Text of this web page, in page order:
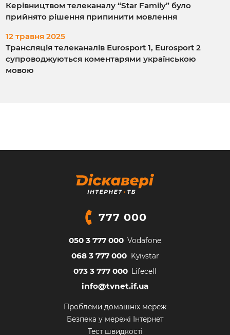
Керівництвом телеканалу “Star Family” було
прийнято рішення припинити мовлення
12 травня 2025
Трансляція телеканалів Eurosport 1, Eurosport 2
супроводжуються коментарями українською
мовою
777 000
050 3 777 000 Vodafone
068 3 777 000 Kyivstar
073 3 777 000 Lifecell
info@tvnet.if.ua
Проблеми домашніх мереж
Безпека у мережі Інтернет
Тест швидкості